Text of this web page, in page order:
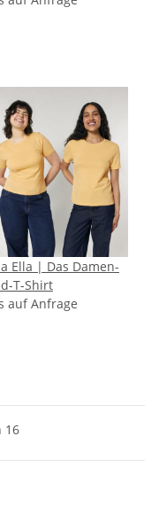
Damen-
T-Shirt
auf Anfrage
16